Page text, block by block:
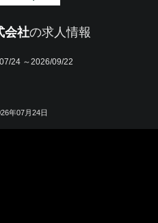
会社の求人情報
24 ～2026/09/22
年07月24日